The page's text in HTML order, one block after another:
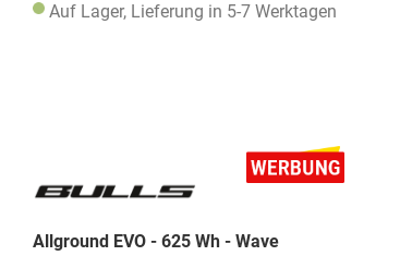
Auf Lager, Lieferung in 5-7 Werktagen
Allground EVO - 625 Wh - Wave